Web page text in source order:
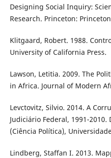
Designing Social Inquiry:
Research. Princeton:
Klitgaard, Robert. 1988.
University of California Press.
Lawson, Letitia. 2009. The
in Africa. Journal of Modern
Levctovitz, Silvio. 2014. A
Judiciário Federal, 1991-
(Ciência Política),
Lindberg, Staffan I. 2013.